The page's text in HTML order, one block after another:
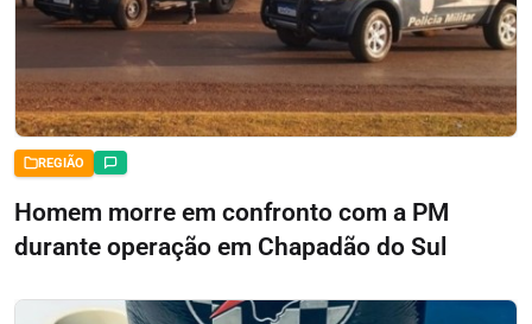
REGIÃO
Homem morre em confronto com a PM
durante operação em Chapadão do Sul